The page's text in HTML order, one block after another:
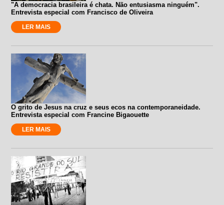
"A democracia brasileira é chata. Não entusiasma ninguém".
Entrevista especial com Francisco de Oliveira
LER MAIS
O grito de Jesus na cruz e seus ecos na contemporaneidade.
Entrevista especial com Francine Bigaouette
LER MAIS